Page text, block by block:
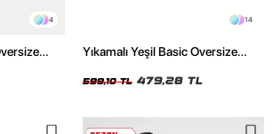
4 14
Yıkamalı Yeşil Basic Oversize
599,10 TL 479,28 TL